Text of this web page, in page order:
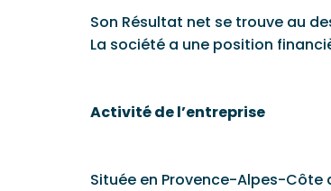
Son Résultat net se trouve au
La société a une position
Activité de l’entreprise
Située en Provence-Alpes-